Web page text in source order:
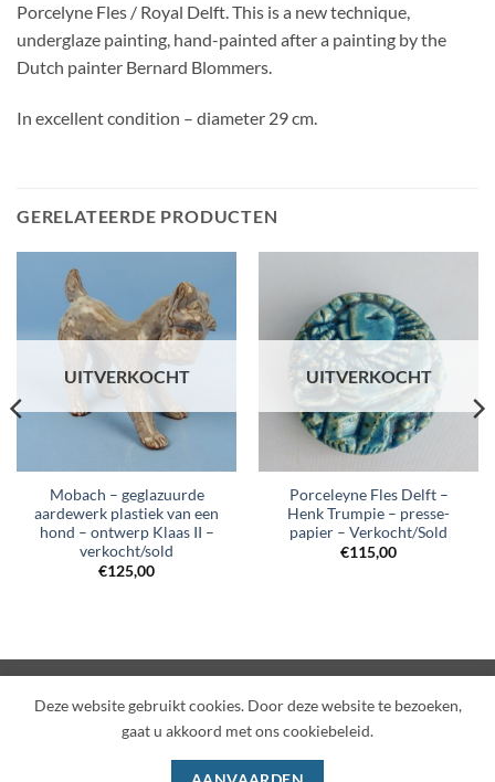
Porcelyne Fles / Royal Delft. This is a new technique,
underglaze painting, hand-painted after a painting by the
Dutch painter Bernard Blommers.
In excellent condition – diameter 29 cm.
GERELATEERDE PRODUCTEN
UITVERKOCHT
Mobach – geglazuurde
aardewerk plastiek van een
hond – ontwerp Klaas II –
verkocht/sold
€125,00
UITVERKOCHT
Porceleyne Fles Delft –
Henk Trumpie – presse-
papier – Verkocht/Sold
€115,00
Visa PayPal MasterCardIDeal
OVER ONS CONTACT
PRIVACY POLICY
Deze website gebruikt cookies. Door deze website te bezoeken,
gaat u akkoord met ons cookiebeleid.